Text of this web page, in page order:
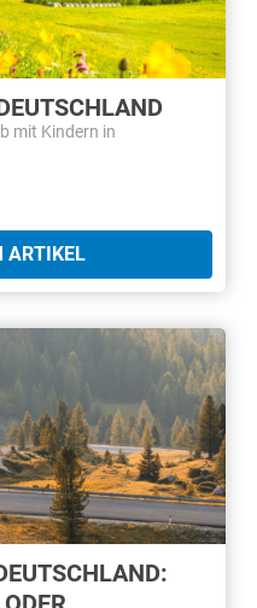
mit Kindern in
ARTIKEL